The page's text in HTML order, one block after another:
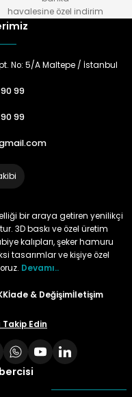
havalesine özel indirim
No: 5/A Maltepe / İstanbul
99
99
bir araya getiren yenilikçi
3D baskı ve özel üretim
kalıpları, şeker hamuru
tasarımlar ve kişiye özel
Devamı..
İade & Değişimİletişim
Edin